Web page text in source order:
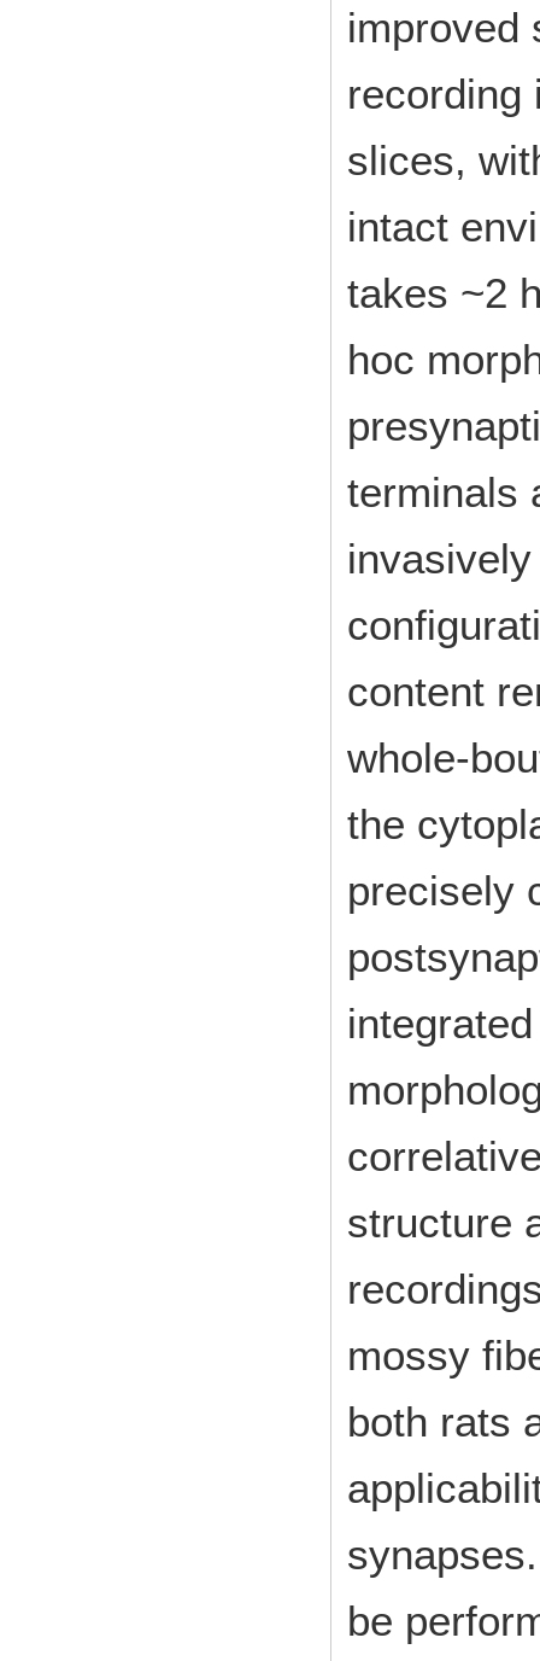
improved
recording
slices,
intact
takes ~2
hoc
terminals
content
whole-
the
precisely
structure
mossy
both rats
be